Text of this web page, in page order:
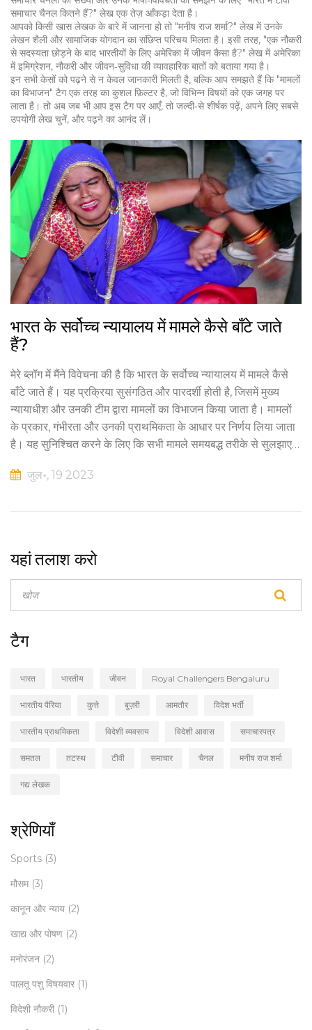
समाचार चैनल कितने हैं?" लेख एक तेज़ आँकड़ा देता है।
आपको किसी खास लेखक के बारे में जानना हो तो "मनीष राज शर्मा?" लेख में उनके
लेखन शैली और सामाजिक योगदान का संछिप्त परिचय मिलता है। इसी तरह, "एक नौकरी
से सदस्यता छोड़ने के बाद भारतीयों के लिए अमेरिका में जीवन कैसा है?" लेख में अमेरिका
में इमिग्रेशन, नौकरी और जीवन‑सुविधा की व्यावहारिक बातों को बताया गया है।
इन सभी केसों को पढ़ने से न केवल जानकारी मिलती है, बल्कि आप समझते हैं कि "मामलों
का विभाजन" टैग एक तरह का कुशल फ़िल्टर है, जो विभिन्न विषयों को एक जगह पर
लाता है। तो अब जब भी आप इस टैग पर आएँ, तो जल्दी‑से शीर्षक पढ़ें, अपने लिए सबसे
उपयोगी लेख चुनें, और पढ़ने का आनंद लें।
भारत के सर्वोच्च न्यायालय में मामले कैसे बाँटे जाते
हैं?
मेरे ब्लॉग में मैंने विवेचना की है कि भारत के सर्वोच्च न्यायालय में मामले कैसे
बाँटे जाते हैं। यह प्रक्रिया सुसंगठित और पारदर्शी होती है, जिसमें मुख्य
न्यायाधीश और उनकी टीम द्वारा मामलों का विभाजन किया जाता है। मामलों
के प्रकार, गंभीरता और उनकी प्राथमिकता के आधार पर निर्णय लिया जाता
है। यह सुनिश्चित करने के लिए कि सभी मामले समयबद्ध तरीके से सुलझाए
भूमिका निभाता है भारतीय न्यायिक प्रणाली की कार्यक्षमता में।
जुल॰, 19 2023
यहां तलाश करो
टैग
भारत भारतीय जीवन Royal Challengers Bengaluru
भारतीय पैरिया कुत्ते बुज़री आमतौर विदेश भर्ती
भारतीय प्राथमिकता विदेशी व्यवसाय विदेशी आवास समाचारपत्र
समतल तटस्थ टीवी समाचार चैनल मनीष राज शर्मा
गद्य लेखक
श्रेणियाँ
Sports (3)
मौसम (3)
कानून और न्याय (2)
खाद्य और पोषण (2)
मनोरंजन (2)
पालतू पशु विषयवार (1)
विदेशी नौकरी (1)